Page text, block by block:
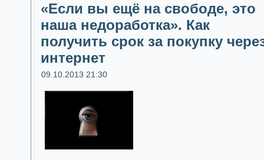
«Если вы ещё на свободе, это
наша недоработка». Как
получить срок за покупку
интернет
09.10.2013 21:30